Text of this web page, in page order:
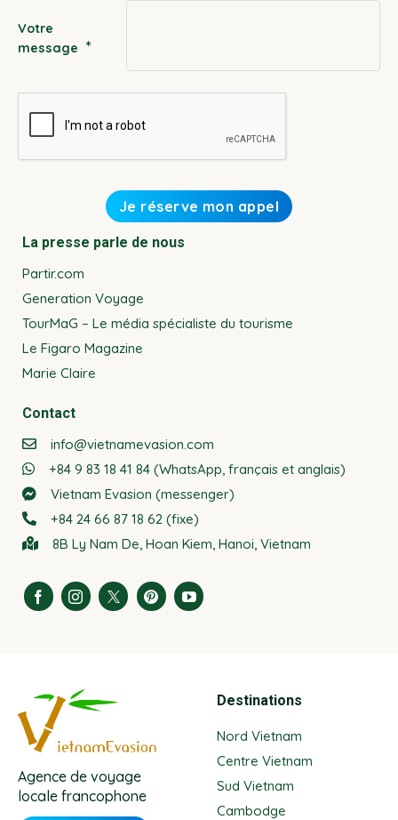
Votre
message *
La presse parle de nous
Partir.com
Generation Voyage
TourMaG – Le média spécialiste du tourisme
Le Figaro Magazine
Marie Claire
Contact
info@vietnamevasion.com
+84 9 83 18 41 84 (WhatsApp, français et anglais)
Vietnam Evasion (messenger)
+84 24 66 87 18 62 (fixe)
8B Ly Nam De, Hoan Kiem, Hanoi, Vietnam
Agence de voyage
locale francophone
Destinations
Nord Vietnam
Centre Vietnam
Sud Vietnam
Cambodge